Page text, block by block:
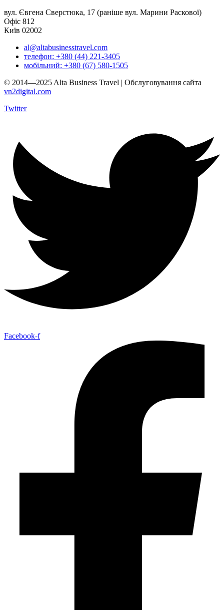
вул. Євгена Сверстюка, 17 (раніше вул. Марини Раскової)
Офіс 812
Київ 02002
al@altabusinesstravel.com
телефон: +380 (44) 221-3405
мобільний: +380 (67) 580-1505
© 2014—2025 Alta Business Travel | Обслуговування сайта
vn2digital.com
Twitter
Facebook-f